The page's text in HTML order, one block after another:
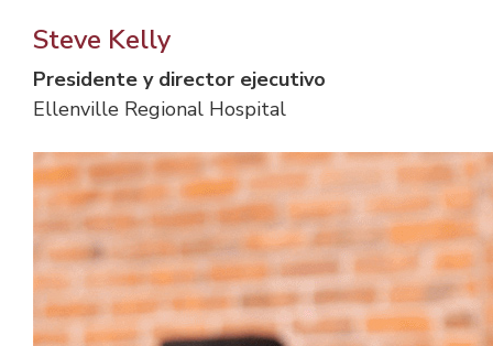
Steve Kelly
Presidente y director ejecutivo
Ellenville Regional Hospital